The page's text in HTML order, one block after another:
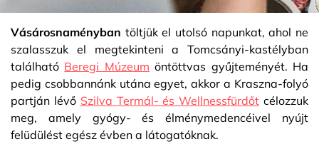
Vásárosnaményban töltjük el utolsó napunkat, ahol ne
szalasszuk el megtekinteni a Tomcsányi-kastélyban
található Beregi Múzeum öntöttvas gyűjteményét. Ha
pedig csobbannánk utána egyet, akkor a Kraszna-folyó
partján lévő Szilva Termál- és Wellnessfürdőt célozzuk
meg, amely gyógy- és élménymedencéivel nyújt
felüdülést egész évben a látogatóknak.